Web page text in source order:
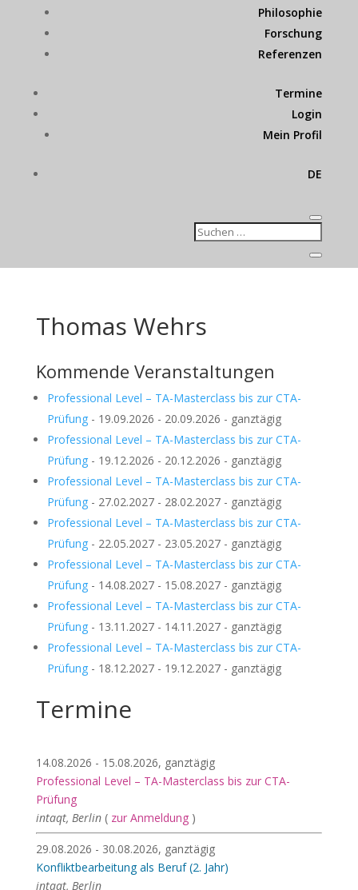
Philosophie
Forschung
Referenzen
Termine
Login
Mein Profil
DE
Thomas Wehrs
Kommende Veranstaltungen
Professional Level – TA-Masterclass bis zur CTA-
Prüfung- 19.09.2026 - 20.09.2026 - ganztägig
Professional Level – TA-Masterclass bis zur CTA-
Prüfung- 19.12.2026 - 20.12.2026 - ganztägig
Professional Level – TA-Masterclass bis zur CTA-
Prüfung- 27.02.2027 - 28.02.2027 - ganztägig
Professional Level – TA-Masterclass bis zur CTA-
Prüfung- 22.05.2027 - 23.05.2027 - ganztägig
Professional Level – TA-Masterclass bis zur CTA-
Prüfung- 14.08.2027 - 15.08.2027 - ganztägig
Professional Level – TA-Masterclass bis zur CTA-
Prüfung- 13.11.2027 - 14.11.2027 - ganztägig
Professional Level – TA-Masterclass bis zur CTA-
Prüfung- 18.12.2027 - 19.12.2027 - ganztägig
Termine
14.08.2026 - 15.08.2026, ganztägig
Professional Level – TA-Masterclass bis zur CTA-
Prüfung
intaqt, Berlin ( zur Anmeldung)
29.08.2026 - 30.08.2026, ganztägig
Konfliktbearbeitung als Beruf (2. Jahr)
intaqt, Berlin